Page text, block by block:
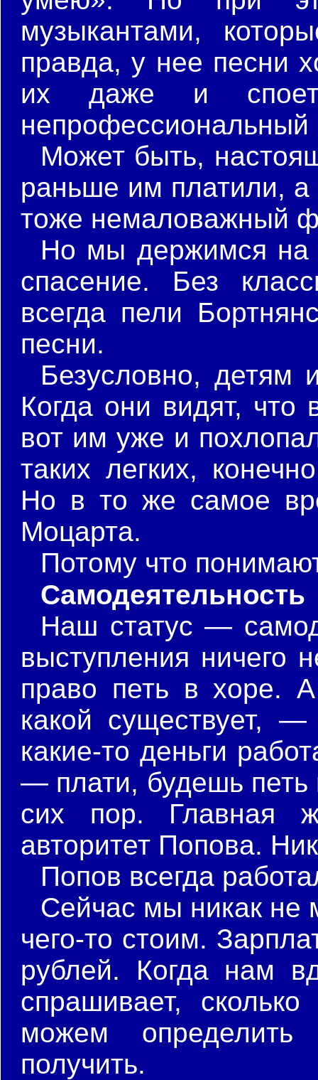
музыкантами,
правда, у нее песни
их даже и
непрофессиональный
Может быть,
раньше им платили, а
тоже немаловажный
Но мы держимся на
спасение. Без
всегда пели
песни.
Безусловно, детям
Когда они видят,
вот им уже и
таких легких,
Но в то же самое
Моцарта.
Потому что
Самодеятельность
Наш статус —
выступления ничего
право петь в хоре.
какой существует,
какие-то деньги
— плати, будешь петь
сих пор. Главная
авторитет Попова.
Попов всегда
Сейчас мы никак не
чего-то стоим.
рублей. Когда нам
спрашивает,
можем
получить.